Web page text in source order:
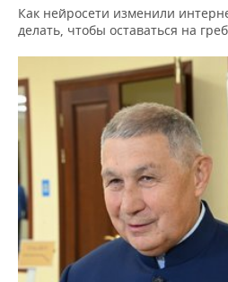
Как нейросети изменили
делать, чтобы оставаться на